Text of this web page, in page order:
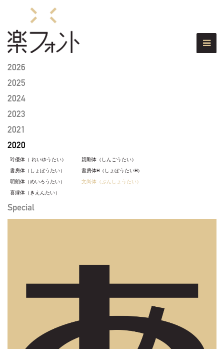
2026
2025
2024
2023
2021
2020
玲優体（ れいゆうたい） 親剛体（しんごうたい）
書房体（しょぼうたい） 書房体H（しょぼうたいH）
明朗体（めいろうたい） 文尚体（ぶんしょうたい）
喜縁体（きえんたい）
Special